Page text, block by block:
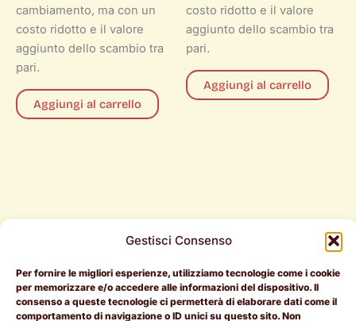
Gestisci Consenso
Per fornire le migliori esperienze, utilizziamo tecnologie come i cookie
per memorizzare e/o accedere alle informazioni del dispositivo. Il
consenso a queste tecnologie ci permetterà di elaborare dati come il
comportamento di navigazione o ID unici su questo sito. Non
cambiamento, ma con un
costo ridotto e il valore
aggiunto dello scambio tra
pari.
Aggiungi al carrello
costo ridotto e il valore
aggiunto dello scambio tra
pari.
Aggiungi al carrello
Per i
candidati
Per le
aziende
Legali